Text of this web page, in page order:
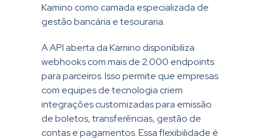
Kamino como camada especializada de
gestão bancária e tesouraria.
A API aberta da Kamino disponibiliza
webhooks com mais de 2.000 endpoints
para parceiros. Isso permite que empresas
com equipes de tecnologia criem
integrações customizadas para emissão
de boletos, transferências, gestão de
contas e pagamentos. Essa flexibilidade é